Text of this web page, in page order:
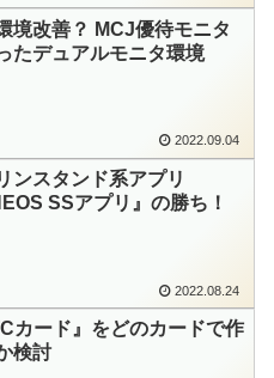
境改善？ MCJ優待モニタ
たデュアルモニタ環境
2022.09.04
ンスタンド系アプリ
SSアプリ』の勝ち！
2022.08.24
カード』をどのカードで作
検討